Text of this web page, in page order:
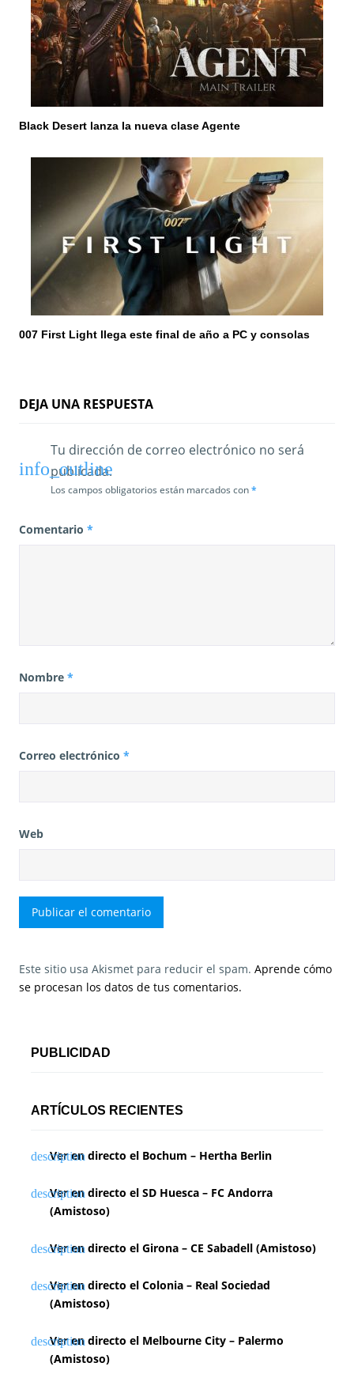
Black Desert lanza la nueva clase Agente
007 First Light llega este final de año a PC y consolas
DEJA UNA RESPUESTA
Tu dirección de correo electrónico no será
publicada.
Los campos obligatorios están marcados con*
Comentario *
Nombre *
Correo electrónico *
Web
Este sitio usa Akismet para reducir el spam. Aprende cómo
se procesan los datos de tus comentarios.
PUBLICIDAD
ARTÍCULOS RECIENTES
Ver en directo el Bochum – Hertha Berlin
Ver en directo el SD Huesca – FC Andorra
(Amistoso)
Ver en directo el Girona – CE Sabadell (Amistoso)
Ver en directo el Colonia – Real Sociedad
(Amistoso)
Ver en directo el Melbourne City – Palermo
(Amistoso)